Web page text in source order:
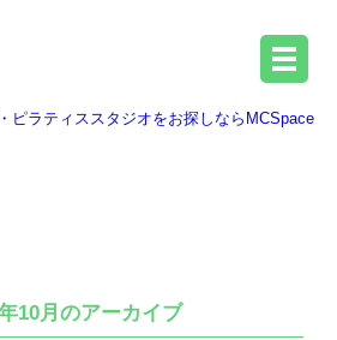
ピラティススタジオをお探しならMCSpace
10月のアーカイブ